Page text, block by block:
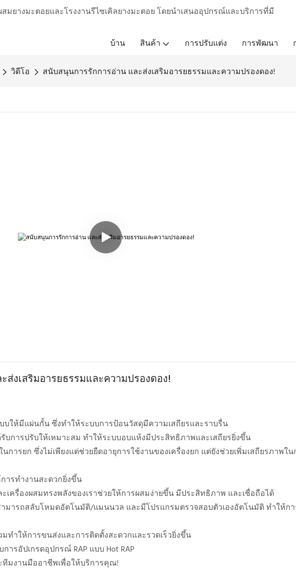
มยางมะตอยและโรงงานรีไซเคิลยางมะตอย โดยนำเสนออุปกรณ์และบริการที่มี
บ้าน
สินค้า การปรับแต่ง การพัฒนา
วิดีโอ สนับสนุนการรักการอ่าน และส่งเสริมอารยธรรมและความปรองดอง!
งเสริมอารยธรรมและความปรองดอง!
บให้มีแผ่นกั้น ซึ่งทำให้ระบบการป้อนวัสดุมีความเสถียรและราบรื่น
บการปรับให้เหมาะสม ทำให้ระบบอบแห้งมีประสิทธิภาพและเสถียรยิ่งขึ้น
การยก ซึ่งไม่เพียงแต่ช่วยยืดอายุการใช้งานของเครื่องยก แต่ยังช่วยเพิ่มเสถียรภาพใน
ารทำงานสะดวกยิ่งขึ้น
เครื่องผสมทรงพลังของเราช่วยให้การผสมง่ายขึ้น มีประสิทธิภาพ และเชื่อถือได้
มารถสลับโหมดอัตโนมัติ/แมนนวล และมีโปรแกรมตรวจสอบตัวเองอัตโนมัติ ทำให้ก
ทำให้การขนส่งและการติดตั้งสะดวกและรวดเร็วยิ่งขึ้น
ารอัปเกรดอุปกรณ์ RAP แบบ Hot RAP
มงานมืออาชีพเพื่อให้บริการคุณ!